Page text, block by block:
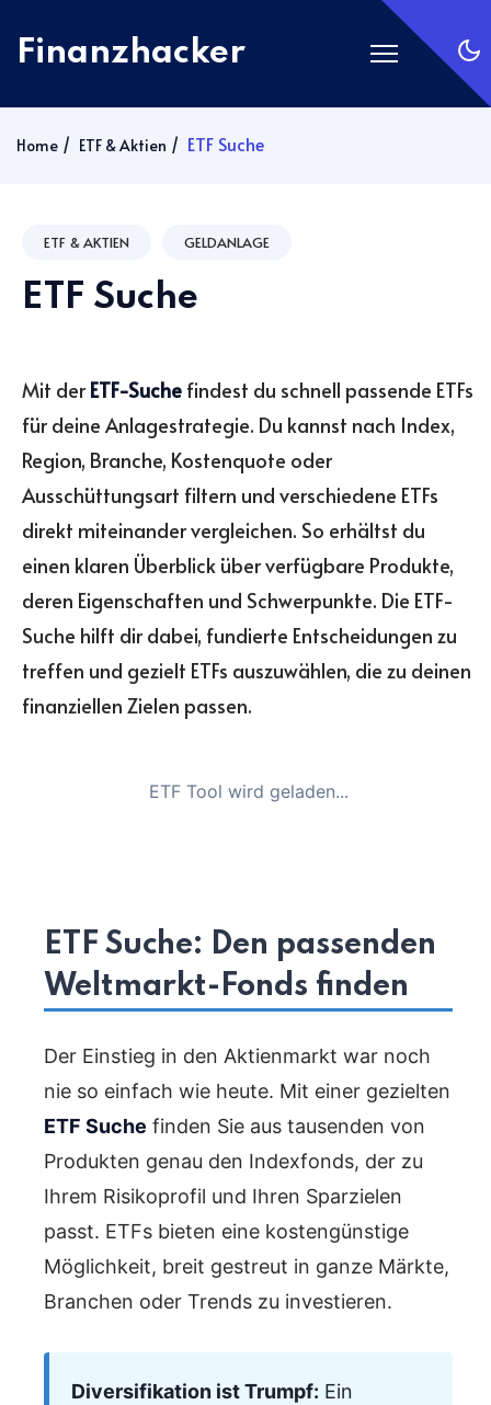
Finanzhacker
Abonnieren
Home ETF & Aktien ETF Suche
ETF & AKTIEN GELDANLAGE
ETF Suche
Mit derETF-Suche findest du schnell passende ETFs
für deine Anlagestrategie. Du kannst nach Index,
Region, Branche, Kostenquote oder
Ausschüttungsart filtern und verschiedene ETFs
direkt miteinander vergleichen. So erhältst du
einen klaren Überblick über verfügbare Produkte,
deren Eigenschaften und Schwerpunkte. Die ETF-
Suche hilft dir dabei, fundierte Entscheidungen zu
treffen und gezielt ETFs auszuwählen, die zu deinen
finanziellen Zielen passen.
ETF Tool wird geladen...
ETF Suche: Den passenden
Weltmarkt-Fonds finden
Der Einstieg in den Aktienmarkt war noch
nie so einfach wie heute. Mit einer gezielten
ETF Suche finden Sie aus tausenden von
Produkten genau den Indexfonds, der zu
Ihrem Risikoprofil und Ihren Sparzielen
passt. ETFs bieten eine kostengünstige
Möglichkeit, breit gestreut in ganze Märkte,
Branchen oder Trends zu investieren.
Diversifikation ist Trumpf: Ein